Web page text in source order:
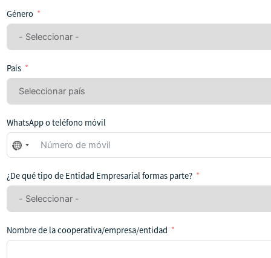
Género
País
WhatsApp o teléfono móvil
No
se
seleccionado
ningún
¿De qué tipo de Entidad Empresarial formas parte?
Nombre de la cooperativa/empresa/entidad